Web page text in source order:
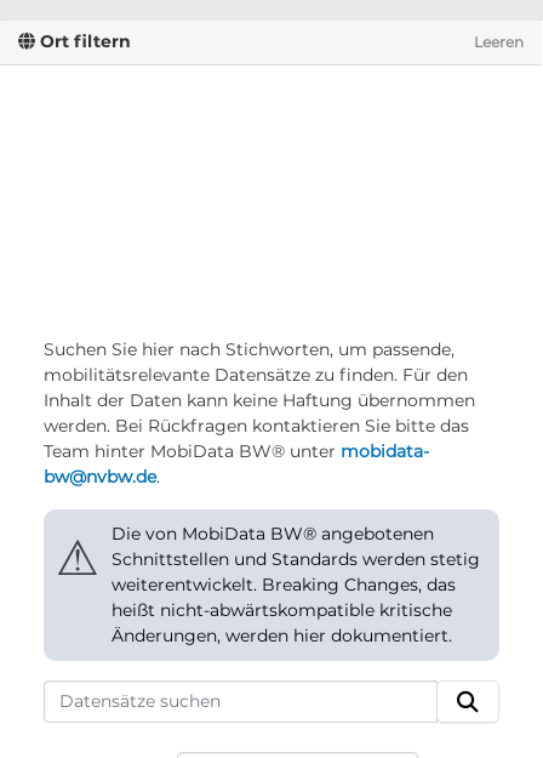
Ort filtern Leeren
Suchen Sie hier nach Stichworten, um passende,
mobilitätsrelevante Datensätze zu finden. Für den
Inhalt der Daten kann keine Haftung übernommen
werden. Bei Rückfragen kontaktieren Sie bitte das
Team hinter MobiData BW® unter mobidata-
bw@nvbw.de.
⚠
Die von MobiData BW® angebotenen
Schnittstellen und Standards werden stetig
weiterentwickelt. Breaking Changes, das
heißt nicht-abwärtskompatible kritische
Änderungen, werden hier dokumentiert.